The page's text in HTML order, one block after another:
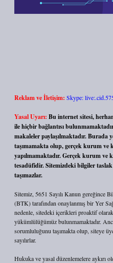
Reklam ve İletişim: Skype:
Yasal Uyarı: Bu internet sitesi,
ile hiçbir bağlantısı
makaleler paylaşılmaktadır. Burada
taşımamakta olup, gerçek kurum ve
yapılmamaktadır. Gerçek kurum ve
tesadüfidir. Sitemizdeki bilgiler
taşımazlar.
Sitemiz, 5651 Sayılı Kanun gereğince
(BTK) tarafından onaylanmış bir Yer
nedenle, sitedeki içerikleri proaktif
yükümlülüğümüz bulunmamaktadır.
sorumluluğunu taşımakta olup, siteye
sayılırlar.
Hukuka ve yasal düzenlemelere aykırı